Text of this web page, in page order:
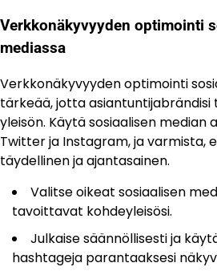
Verkkonäkyvyyden optimointi
mediassa
Verkkonäkyvyyden optimointi
tärkeää, jotta
yleisön. Käytä sosiaalisen median
Twitter ja Instagram, ja varmista,
täydellinen ja ajantasainen.
Valitse oikeat sosiaalisen
tavoittavat kohdeyleisösi.
Julkaise säännöllisesti ja
hashtageja parantaaksesi